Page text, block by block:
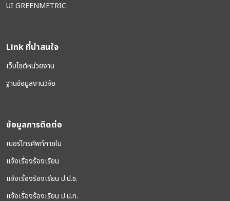
UI GREENMETRIC
Link ที่น่าสนใจ
เว็บไซต์หน่วยงาน
ฐานข้อมูลงานวิจัย
ข้อมูลการติดต่อ
เบอร์โทรศัพท์ภายใน
แจ้งเรื่องร้องเรียน
แจ้งเรื่องร้องเรียน ป.ป.ช.
แจ้งเรื่องร้องเรียน ป.ป.ท.